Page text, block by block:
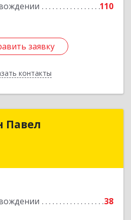
110
заявку
контакты
Подробнее
заявку
Назад
Павел
38
Добрынин Павел